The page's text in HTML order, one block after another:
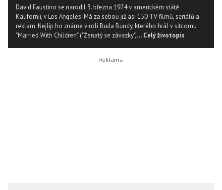
David Faustino se narodil 3. března 1974 v americkém státě
Kalifornii, v Los Angeles. Má za sebou již asi 150 TV filmů, seriálů a
reklam. Nejlíp ho známe v roli Buda Bundy, kterého hrál v sitcomu
"Married With Children" ("Ženatý se závazky",... Celý životopis